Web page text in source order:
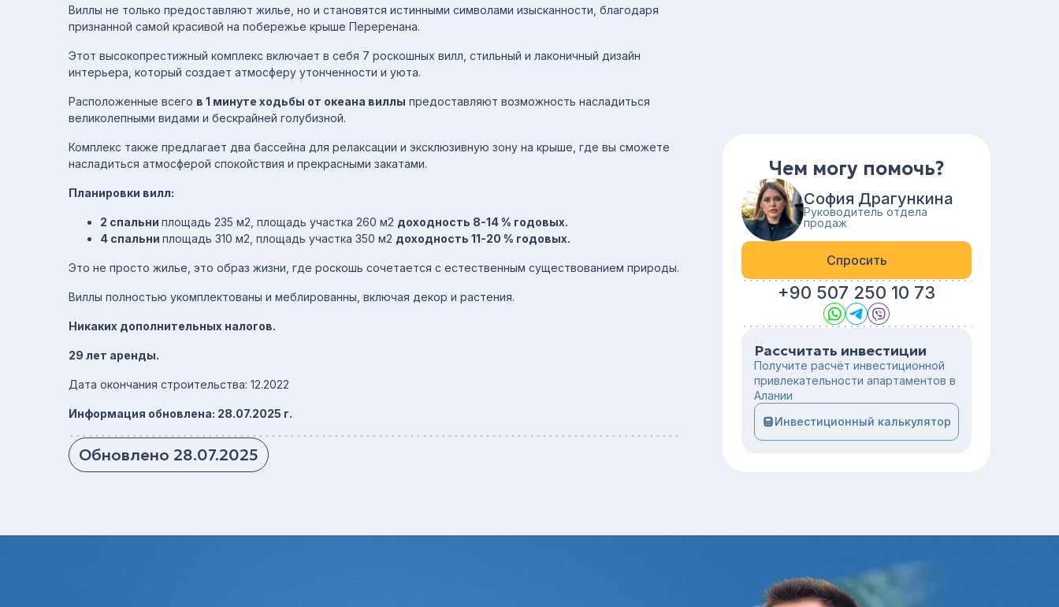
Виллы не только предоставляют жилье, но и становятся истинными символами изысканности, благодаря
признанной самой красивой на побережье крыше Переренана.
Этот высокопрестижный комплекс включает в себя 7 роскошных вилл, стильный и лаконичный дизайн
интерьера, который создает атмосферу утонченности и уюта.
Расположенные всего в 1 минуте ходьбы от океана виллы предоставляют возможность насладиться
великолепными видами и бескрайней голубизной.
Комплекс также предлагает два бассейна для релаксации и эксклюзивную зону на крыше, где вы сможете
насладиться атмосферой спокойствия и прекрасными закатами.
Планировки вилл:
2 спальни площадь 235 м2, площадь участка 260 м2 доходность 8-14 % годовых.
4 спальни площадь 310 м2, площадь участка 350 м2 доходность 11-20 % годовых.
Это не просто жилье, это образ жизни, где роскошь сочетается с естественным существованием природы.
Виллы полностью укомплектованы и меблированны, включая декор и растения.
Никаких дополнительных налогов.
29 лет аренды.
Дата окончания строительства: 12.2022
Информация обновлена: 28.07.2025 г.
Обновлено 28.07.2025
Чем могу помочь?
София Драгункина
Руководитель отдела
продаж
Спросить
+90 507 250 10 73
Рассчитать инвестиции
Получите расчёт инвестиционной
привлекательности апартаментов в
Алании
Инвестиционный калькулятор